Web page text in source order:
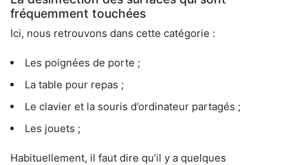
fréquemment touchées
Ici, nous retrouvons dans cette catégorie :
Les poignées de porte ;
La table pour repas ;
Le clavier et la souris d’ordinateur partagés ;
Les jouets ;
Habituellement, il faut dire qu’il y a quelques